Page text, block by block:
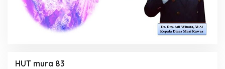
HUT mura 83